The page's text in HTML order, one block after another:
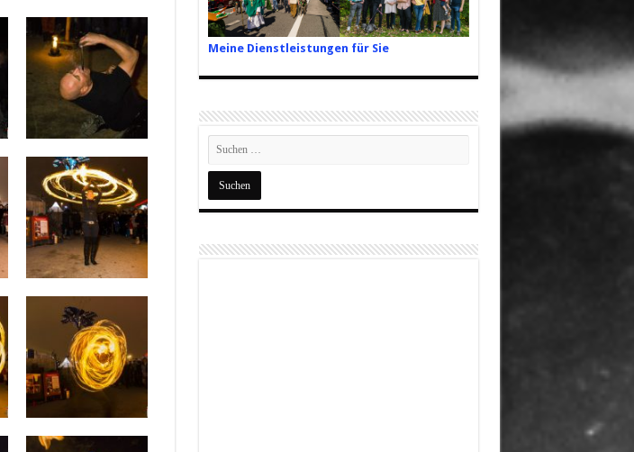
Meine Dienstleistungen für Sie